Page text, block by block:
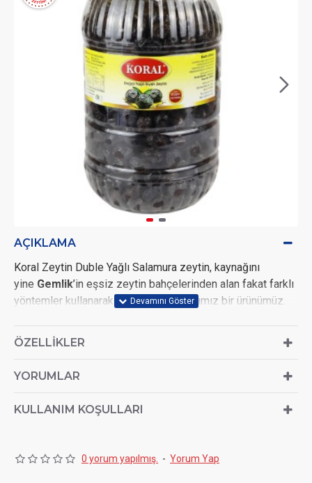
AÇIKLAMA
Koral Zeytin Duble Yağlı Salamura zeytin, kaynağını
yine Gemlik’in eşsiz zeytin bahçelerinden alan fakat farklı
yöntemler kullanarak sofranıza taşıdığımız bir ürünümüz.
havuzlarına alıyoruz. Burada sadece kaya tuzu içeren su
çıkmasını sağlıyoruz.
Zeytini daha tuzlu ve etli tercih eden siz zeytin severlere
ÖZELLIKLER
YORUMLAR
KULLANIM KOŞULLARI
0 yorum yapılmış. - Yorum Yap